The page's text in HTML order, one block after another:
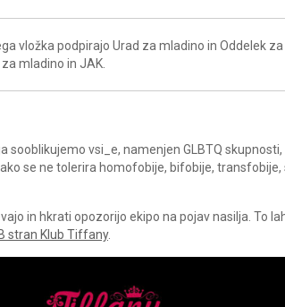
vložka podpirajo Urad za mladino in Oddelek
mladino in JAK.
sooblikujemo vsi_e, namenjen GLBTQ
se ne tolerira homofobije, bifobije,
in hkrati opozorijo ekipo na pojav nasilja. To
stran Klub Tiffany.